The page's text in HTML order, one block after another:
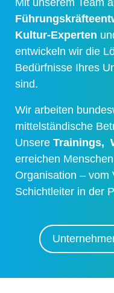
Kultur-Experten
entwickeln wir die
Bedürfnisse Ihres
sind.
Wir arbeiten
mittelständische
Unsere Trainings,
erreichen
Organisation – vom
Schichtleiter in der